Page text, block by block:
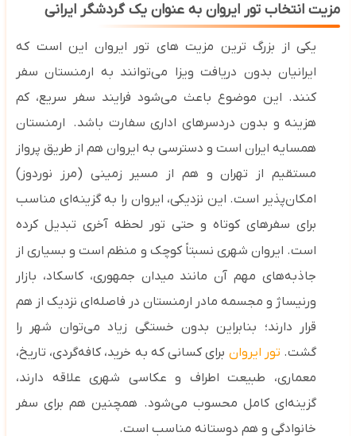
مزیت انتخاب تور ایروان به عنوان یک گردشگر ایرانی
یکی از بزرگ ‌ترین مزیت‌ های تور ایروان این است که
ایرانیان بدون دریافت ویزا می‌توانند به ارمنستان سفر
کنند. این موضوع باعث می‌شود فرایند سفر سریع، کم‌
هزینه و بدون دردسرهای اداری سفارت باشد. ارمنستان
همسایه ایران است و دسترسی به ایروان هم از طریق پرواز
مستقیم از تهران و هم از مسیر زمینی (مرز نوردوز)
امکان‌پذیر است. این نزدیکی، ایروان را به گزینه‌ای مناسب
برای سفرهای کوتاه و حتی تور لحظه آخری تبدیل کرده
است. ایروان شهری نسبتاً کوچک و منظم است و بسیاری از
جاذبه‌های مهم آن مانند میدان جمهوری، کاسکاد، بازار
ورنیساژ و مجسمه مادر ارمنستان در فاصله‌ای نزدیک از هم
قرار دارند؛ بنابراین بدون خستگی زیاد می‌توان شهر را
گشت.تور ایروانبرای کسانی که به خرید، کافه‌گردی، تاریخ،
معماری، طبیعت اطراف و عکاسی شهری علاقه دارند،
گزینه‌ای کامل محسوب می‌شود. همچنین هم برای سفر
خانوادگی و هم دوستانه مناسب است.